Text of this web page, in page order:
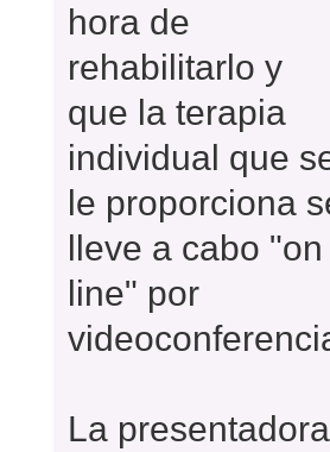
hora de
rehabilitarlo y
que la terapia
individual que
le proporciona
lleve a cabo "on
line" por
La presentadora